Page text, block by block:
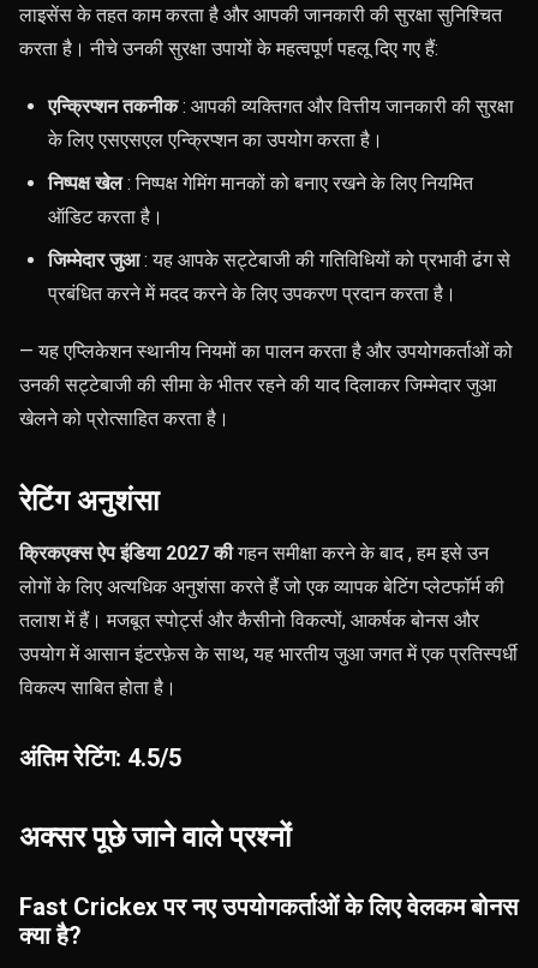
लाइसेंस के तहत काम करता है और आपकी जानकारी की सुरक्षा सुनिश्चित
करता है। नीचे उनकी सुरक्षा उपायों के महत्वपूर्ण पहलू दिए गए हैं:
एन्क्रिप्शन तकनीक: आपकी व्यक्तिगत और वित्तीय जानकारी की सुरक्षा
के लिए एसएसएल एन्क्रिप्शन का उपयोग करता है।
निष्पक्ष खेल: निष्पक्ष गेमिंग मानकों को बनाए रखने के लिए नियमित
ऑडिट करता है।
जिम्मेदार जुआ: यह आपके सट्टेबाजी की गतिविधियों को प्रभावी ढंग से
प्रबंधित करने में मदद करने के लिए उपकरण प्रदान करता है।
— यह एप्लिकेशन स्थानीय नियमों का पालन करता है और उपयोगकर्ताओं को
उनकी सट्टेबाजी की सीमा के भीतर रहने की याद दिलाकर जिम्मेदार जुआ
खेलने को प्रोत्साहित करता है।
रेटिंग अनुशंसा
क्रिकएक्स ऐप इंडिया 2027 कीगहन समीक्षा करने के बाद, हम इसे उन
लोगों के लिए अत्यधिक अनुशंसा करते हैं जो एक व्यापक बेटिंग प्लेटफॉर्म की
तलाश में हैं। मजबूत स्पोर्ट्स और कैसीनो विकल्पों, आकर्षक बोनस और
उपयोग में आसान इंटरफ़ेस के साथ, यह भारतीय जुआ जगत में एक प्रतिस्पर्धी
विकल्प साबित होता है।
अंतिम रेटिंग: 4.5/5
अक्सर पूछे जाने वाले प्रश्नों
Fast Crickex पर नए उपयोगकर्ताओं के लिए वेलकम बोनस
क्या है?